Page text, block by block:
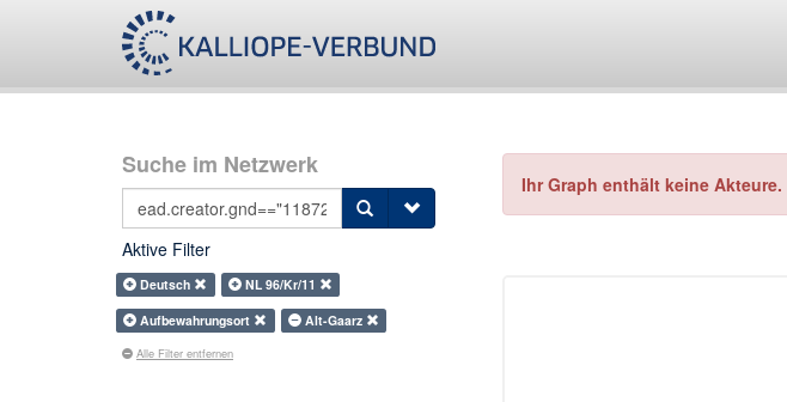
Suche im Netzwerk
Aktive Filter
Deutsch
NL 96/Kr/11
Aufbewahrungsort
Alt-Gaarz
Alle Filter entfernen
Ihr Graph enthält keine Akteure.